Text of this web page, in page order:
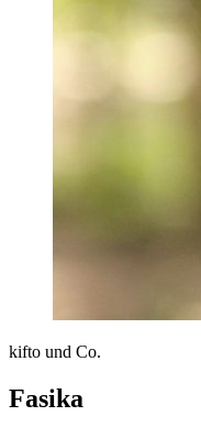
kifto und Co.
Fasika